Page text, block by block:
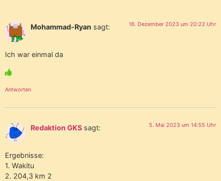
Mohammad-Ryan sagt: 16. Dezember 2023 um 20:22 Uhr
Ich war einmal da
Antworten
Redaktion GKS sagt: 5. Mai 2023 um 14:55 Uhr
Ergebnisse:
1. Wakitu
2. 204,3 km 2